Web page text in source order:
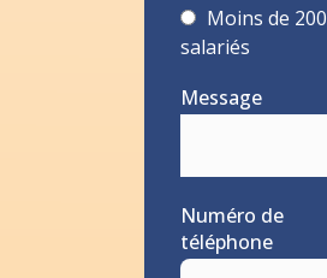
Moins de 200
salariés
Message
Numéro de
téléphone